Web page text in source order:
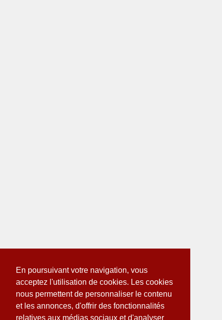
En poursuivant votre navigation, vous
acceptez l'utilisation de cookies. Les cookies
nous permettent de personnaliser le contenu
et les annonces, d'offrir des fonctionnalités
relatives aux médias sociaux et d'analyser